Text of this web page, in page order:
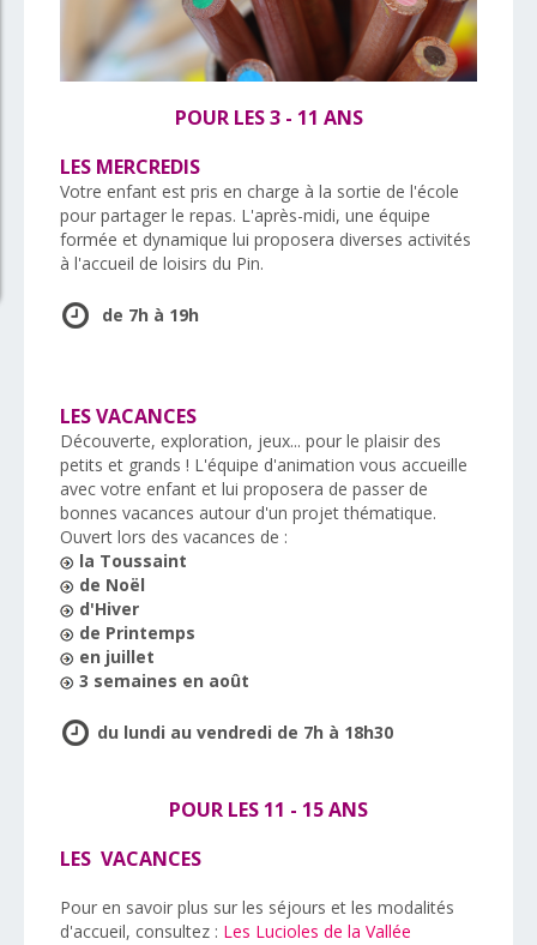
POUR LES 3 - 11 ANS
LES MERCREDIS
Votre enfant est pris en charge à la sortie de l'école
pour partager le repas. L'après-midi, une équipe
formée et dynamique lui proposera diverses activités
à l'accueil de loisirs du Pin.
de 7h à 19h
LES VACANCES
Découverte, exploration, jeux... pour le plaisir des
petits et grands ! L'équipe d'animation vous accueille
avec votre enfant et lui proposera de passer de
bonnes vacances autour d'un projet thématique.
Ouvert lors des vacances de :
la Toussaint
de Noël
d'Hiver
de Printemps
en juillet
3 semaines en août
du lundi au vendredi de 7h à 18h30
POUR LES 11 - 15 ANS
LES VACANCES
Pour en savoir plus sur les séjours et les modalités
d'accueil, consultez : Les Lucioles de la Vallée